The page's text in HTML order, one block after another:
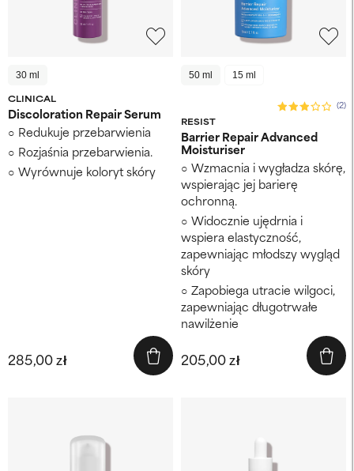
30 ml
CLINICAL
Discoloration Repair Serum
Redukuje przebarwienia
Rozjaśnia przebarwienia.
Wyrównuje koloryt skóry
285,00 zł
50 ml 15 ml
RESIST
(2)
Barrier Repair Advanced
Moisturiser
Wzmacnia i wygładza skórę,
wspierając jej barierę
ochronną.
Widocznie ujędrnia i
wspiera elastyczność,
zapewniając młodszy wygląd
skóry
Zapobiega utracie wilgoci,
zapewniając długotrwałe
nawilżenie
205,00 zł